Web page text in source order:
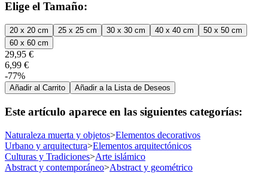
Elige el Tamaño:
20 x 20 cm 25 x 25 cm 30 x 30 cm 40 x 40 cm
50 x 50 cm
60 x 60 cm
29,95 €
6,99 €
-77%
Añadir al Carrito Añadir a la Lista de Deseos
Este artículo aparece en las siguientes categorías:
Naturaleza muerta y objetos>Elementos decorativos
Urbano y arquitectura>Elementos arquitectónicos
Culturas y Tradiciones>Arte islámico
Abstract y contemporáneo>Abstract y geométrico